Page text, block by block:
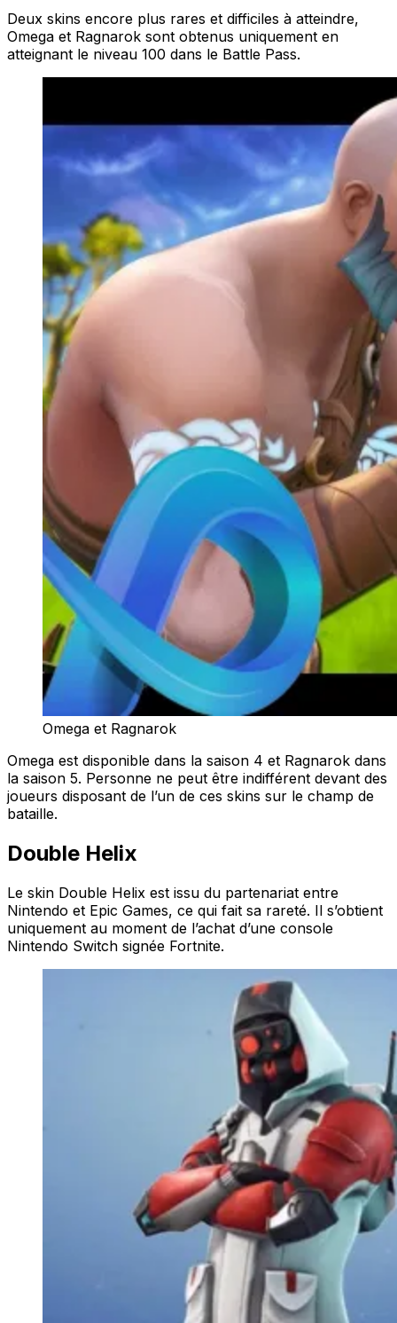
Deux skins encore plus rares et difficiles à atteindre,
Omega et Ragnarok sont obtenus uniquement en
atteignant le niveau 100 dans le Battle Pass.
Omega et Ragnarok
Omega est disponible dans la saison 4 et Ragnarok dans
la saison 5. Personne ne peut être indifférent devant des
joueurs disposant de l’un de ces skins sur le champ de
bataille.
Double Helix
Le skin Double Helix est issu du partenariat entre
Nintendo et Epic Games, ce qui fait sa rareté. Il s’obtient
uniquement au moment de l’achat d’une console
Nintendo Switch signée Fortnite.